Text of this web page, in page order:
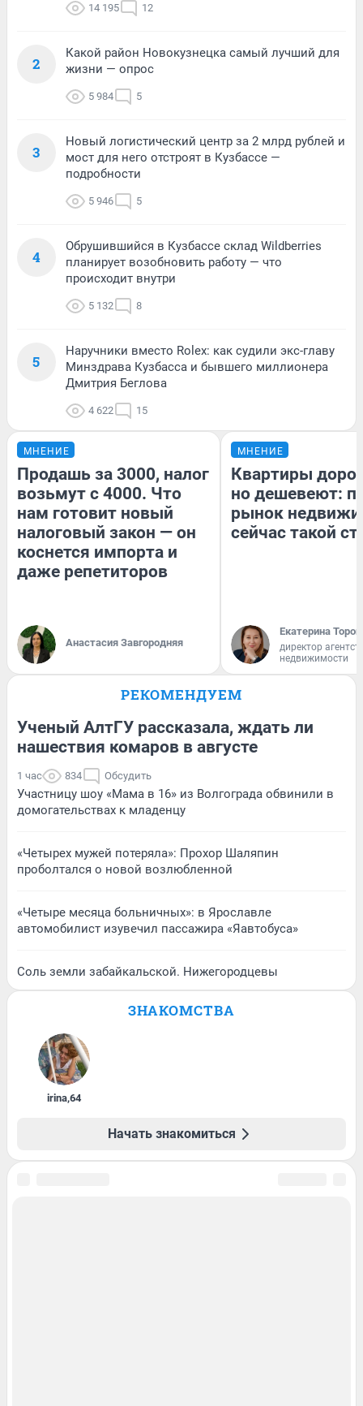
14 195 12
2
Какой район Новокузнецка самый лучший для
жизни — опрос
5 984 5
3
Новый логистический центр за 2 млрд рублей и
мост для него отстроят в Кузбассе —
подробности
5 946 5
4
Обрушившийся в Кузбассе склад Wildberries
планирует возобновить работу — что
происходит внутри
5 132 8
5
Наручники вместо Rolex: как судили экс-главу
Минздрава Кузбасса и бывшего миллионера
Дмитрия Беглова
4 622 15
МНЕНИЕ
Продашь за 3000, налог
возьмут с 4000. Что
нам готовит новый
налоговый закон — он
коснется импорта и
даже репетиторов
Анастасия Завгородняя
МНЕНИЕ
Квартиры
но дешевеют:
рынок
сейчас такой
Екатерина
директор
недвижимости
РЕКОМЕНДУЕМ
Ученый АлтГУ рассказала, ждать ли
нашествия комаров в августе
1 час 834 Обсудить
Участницу шоу «Мама в 16» из Волгограда обвинили в
домогательствах к младенцу
«Четырех мужей потеряла»: Прохор Шаляпин
проболтался о новой возлюбленной
«Четыре месяца больничных»: в Ярославле
автомобилист изувечил пассажира «Яавтобуса»
Соль земли забайкальской. Нижегородцевы
ЗНАКОМСТВА
irina,64
Начать знакомиться